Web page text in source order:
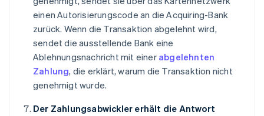
einen Autorisierungscode an die Acquiring-Bank
zurück. Wenn die Transaktion abgelehnt wird,
sendet die ausstellende Bank eine
Ablehnungsnachricht mit einer abgelehnten
Zahlung, die erklärt, warum die Transaktion nicht
genehmigt wurde.
Der Zahlungsabwickler erhält die Antwort